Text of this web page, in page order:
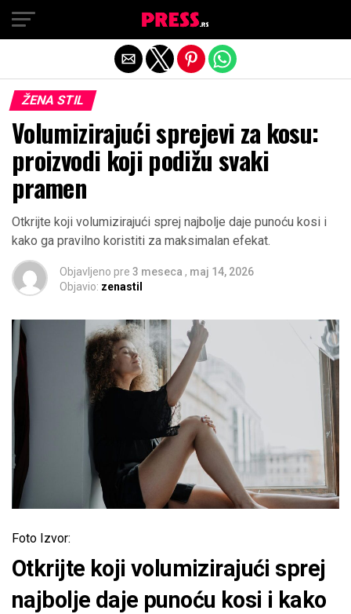
ŽENA STIL
Volumizirajući sprejevi za kosu:
proizvodi koji podižu svaki
pramen
Otkrijte koji volumizirajući sprej najbolje daje punoću kosi i
kako ga pravilno koristiti za maksimalan efekat.
Objavljeno pre 3 meseca , maj 14, 2026
Objavio: zenastil
Foto Izvor:
Otkrijte koji volumizirajući sprej
najbolje daje punoću kosi i kako
Exit mobile version